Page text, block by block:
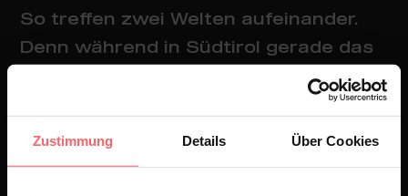
Zustimmung Details Über Cookies
So treffen zwei Welten aufeinander.
Denn während in Südtirol gerade das
Problem herrscht, Verhütungsmittel
Chinesen diese gefühlt komplett